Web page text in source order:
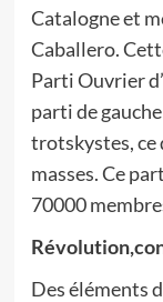
Catalogne et
Caballero.
Parti Ouvrier
parti de
trotskystes, ce
masses. Ce
70000
Des éléments